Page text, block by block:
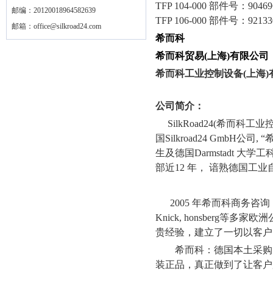
邮编：20120018964582639
邮箱： office@silkroad24.com
TFP 104-000 部件号：
TFP 106-000 部件号：
希而科
希而科贸易( 上海)有限公司
希而科工业控制设备( 上海)
公司简介：
SilkRoad24(希而科工业
国 Silkroad24 GmbH公司 , “
生及德国Darmstadt 大学工
部近12 年， 谙熟德国工业
2005 年希而科商务咨
Knick, honsberg等多家欧洲
贵经验，建立了一切以客
希而科：德国本土采
装正品，真正做到了让客